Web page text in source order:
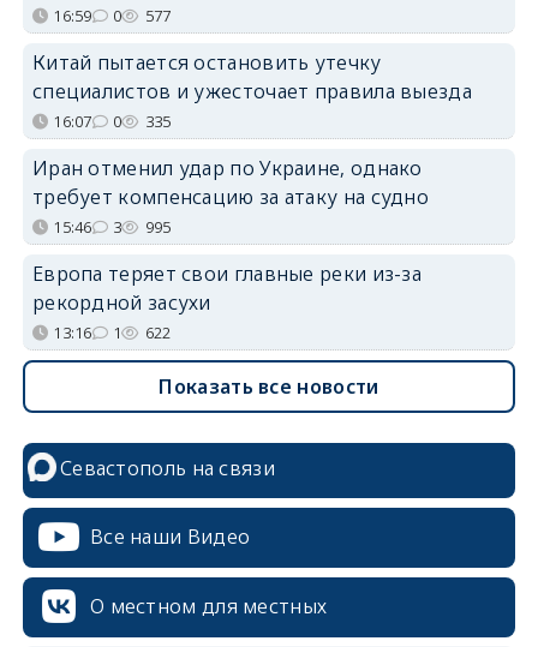
16:59 0 577
Китай пытается остановить утечку
специалистов и ужесточает правила выезда
16:07 0 335
Иран отменил удар по Украине, однако
требует компенсацию за атаку на судно
15:46 3 995
Европа теряет свои главные реки из-за
рекордной засухи
13:16 1 622
Показать все новости
Севастополь на связи
Все наши Видео
О местном для местных